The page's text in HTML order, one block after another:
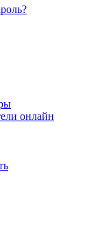
онлайн